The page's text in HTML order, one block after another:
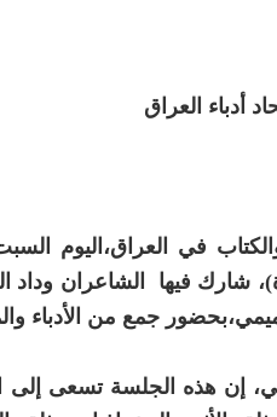
أدباء العراق
شارك فيها الشاعران
جمع من الأدباء
إن هذه الجلسة تسعى